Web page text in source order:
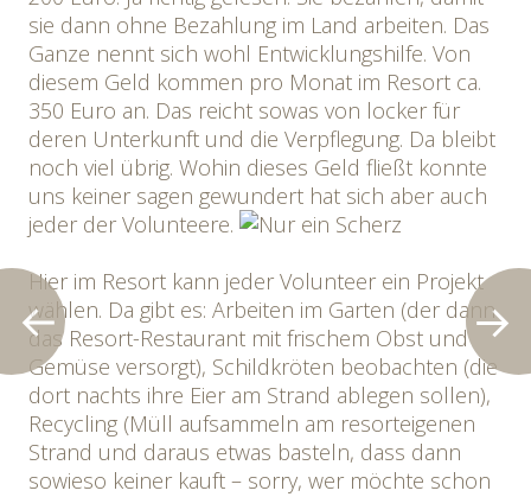
sie dann ohne Bezahlung im Land arbeiten. Das
Ganze nennt sich wohl Entwicklungshilfe. Von
diesem Geld kommen pro Monat im Resort ca.
350 Euro an. Das reicht sowas von locker für
deren Unterkunft und die Verpflegung. Da bleibt
noch viel übrig. Wohin dieses Geld fließt konnte
uns keiner sagen gewundert hat sich aber auch
jeder der Volunteere.
Hier im Resort kann jeder Volunteer ein Projekt
wählen. Da gibt es: Arbeiten im Garten (der dann
das Resort-Restaurant mit frischem Obst und
Gemüse versorgt), Schildkröten beobachten (die
dort nachts ihre Eier am Strand ablegen sollen),
Recycling (Müll aufsammeln am resorteigenen
Strand und daraus etwas basteln, dass dann
sowieso keiner kauft – sorry, wer möchte schon